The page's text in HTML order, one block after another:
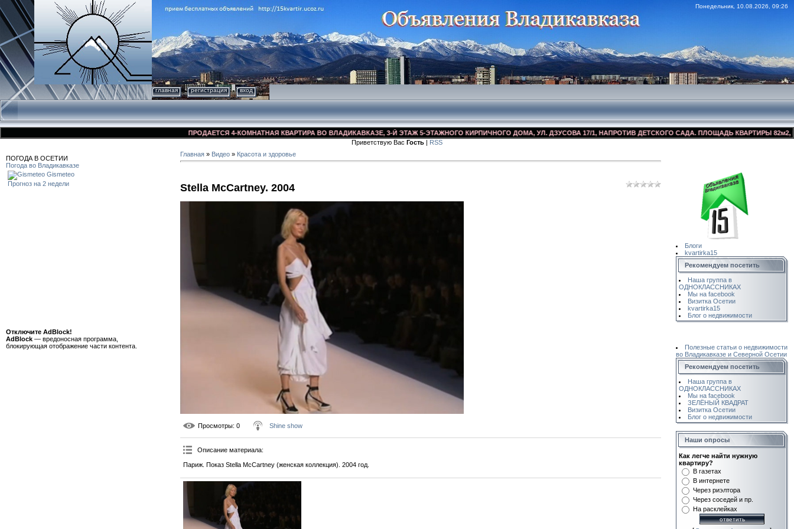
Понедельник, 10.08.2026, 09:26
главная регистрация вход
ПРОДАЕТСЯ 4-КОМНАТНАЯ КВАРТИРА ВО ВЛАДИКАВКАЗЕ, 3-Й ЭТАЖ 5-ЭТАЖНОГО КИРПИЧНОГО ДОМА, УЛ. ДЗУСОВА 17/1, НАПРОТИВ ДЕТСКОГО САДА. ПЛОЩАДЬ КВАРТИРЫ 82м2,
Приветствую Вас Гость | RSS
ПОГОДА В ОСЕТИИ
Погода во Владикавказе
Gismeteo
Прогноз на 2 недели
Отключите AdBlock!
AdBlock — вредоносная программа,
блокирующая отображение части контента.
Главная » Видео » Красота и здоровье
Stella McCartney. 2004
Просмотры: 0 Shine show
Описание материала:
Париж. Показ Stella McCartney (женская коллекция). 2004 год.
Блоги
kvartirka15
Рекомендуем посетить
Наша группа в
ОДНОКЛАССНИКАХ
Мы на facebook
Визитка Осетии
kvartirka15
Блог о недвижимости
Полезные статьи о недвижимости
во Владикавказе и Северной Осетии
Рекомендуем посетить
Наша группа в
ОДНОКЛАССНИКАХ
Мы на facebook
ЗЕЛЁНЫЙ КВАДРАТ
Визитка Осетии
Блог о недвижимости
Наши опросы
Как легче найти нужную
квартиру?
В газетах
В интернете
Через риэлтора
Через соседей и пр.
На расклейках